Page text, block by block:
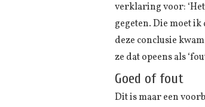
verklaring voor:
gegeten. Die moet
deze conclusie
ze dat opeens als
Goed of fout
Dit is maar een